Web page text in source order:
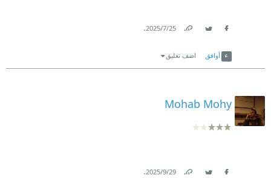
25‏/7‏/2025
.
أوافق اضف تعليق
Mohab Mohy
29‏/9‏/2025
.